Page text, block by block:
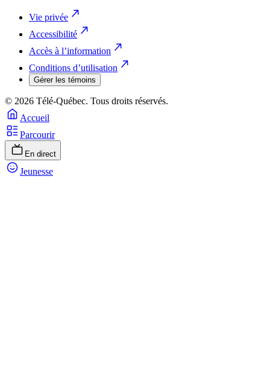
Vie privée
Accessibilité
Accès à l’information
Conditions d’utilisation
Gérer les témoins
© 2026 Télé-Québec. Tous droits réservés.
Accueil
Parcourir
En direct
Jeunesse